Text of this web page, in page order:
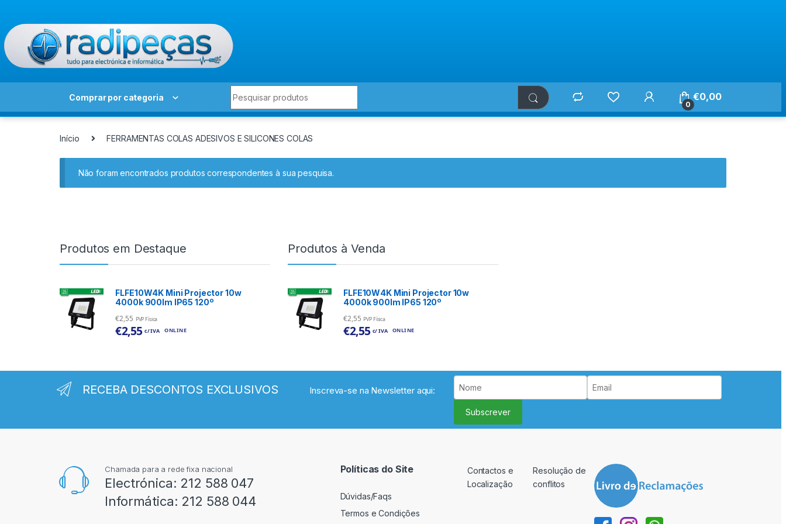
Comprar por categoria
0
€0,00
Início FERRAMENTAS COLAS ADESIVOS E SILICONES COLAS
Não foram encontrados produtos correspondentes à sua pesquisa.
Produtos em Destaque
FLFE10W4K Mini Projector 10w
4000k 900lm IP65 120º
€2,55 PVP Física
€2,55 c/ IVA ONLINE
Produtos à Venda
FLFE10W4K Mini Projector 10w
4000k 900lm IP65 120º
€2,55 PVP Física
€2,55 c/ IVA ONLINE
RECEBA DESCONTOS EXCLUSIVOS Inscreva-se na Newsletter aqui:
Subscrever
Chamada para a rede fixa nacional
Electrónica: 212 588 047
Informática: 212 588 044
Políticas do Site
Dúvidas/Faqs
Termos e Condições
Contactos e
Localização
Resolução de
conflitos